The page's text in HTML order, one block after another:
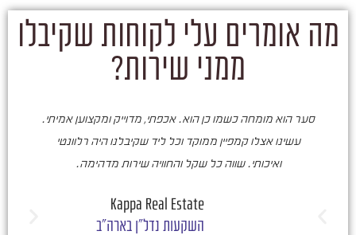
מה אומרים עלי לקוחות שקיבלו
ממני שירות?
סער הוא מומחה כשמו כן הוא. אכפתי, מדוייק ומקצוען אמיתי.
עשינו אצלו קמפיין ממוקד וכל ליד שקיבלנו היה רלוונטי
ואיכותי. שווה כל שקל והחוויה שירות מדהימה.
Kappa Real Estate
השקעות נדל"ן בארה"ב